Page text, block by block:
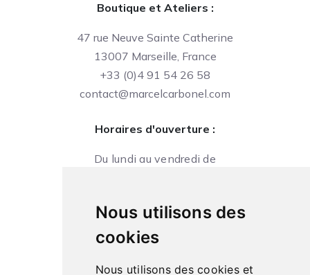
Nous utilisons des
cookies
Nous utilisons des cookies et
Boutique et Ateliers :
47 rue Neuve Sainte Catherine
13007 Marseille, France
+33 (0)4 91 54 26 58
contact@marcelcarbonel.com
Horaires d'ouverture :
Du lundi au vendredi de
10h à 13h et de 14h à 18h